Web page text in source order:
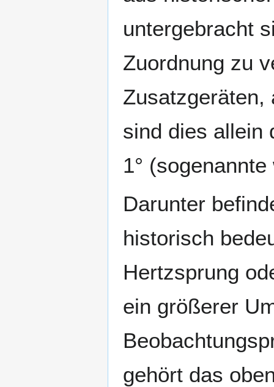
untergebracht
Zuordnung zu
Zusatzgeräten,
sind dies allein
1°
Darunter
historisch
Hertzsprung
ein größerer
gehört das